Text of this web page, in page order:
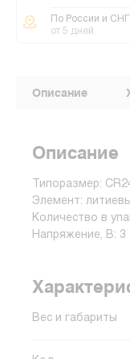
По России и СНГ
от 5 дней
Описание
Описание
Типоразмер:
Элемент:
Количество в
Напряжение, В: 3
Вес и габариты